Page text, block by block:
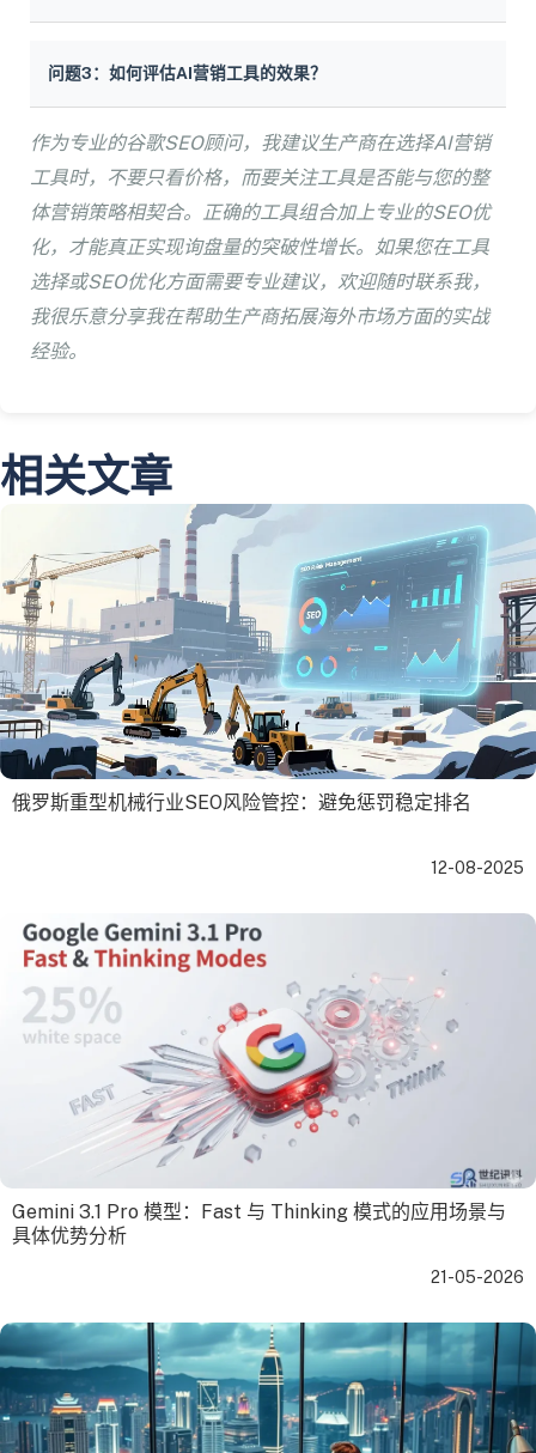
问题3：如何评估AI营销工具的效果？
作为专业的谷歌SEO顾问，我建议生产商在选择AI营销
工具时，不要只看价格，而要关注工具是否能与您的整
体营销策略相契合。正确的工具组合加上专业的SEO优
化，才能真正实现询盘量的突破性增长。如果您在工具
选择或SEO优化方面需要专业建议，欢迎随时联系我，
我很乐意分享我在帮助生产商拓展海外市场方面的实战
经验。
相关文章
俄罗斯重型机械行业SEO风险管控：避免惩罚稳定排名
12-08-2025
Gemini 3.1 Pro 模型：Fast 与 Thinking 模式的应用场景与
具体优势分析
21-05-2026